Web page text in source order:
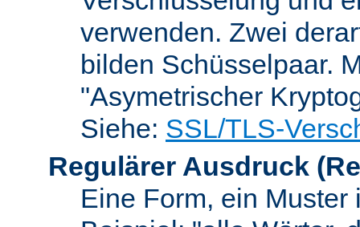
verwenden. Zwei
bilden Schüsselpaar.
"Asymetrischer
Siehe: SSL/TLS-
Regulärer Ausdruck
Eine Form, ein Muster